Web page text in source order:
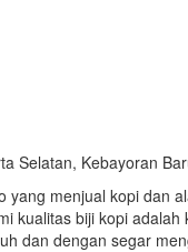
Selatan, Kebayoran
yang menjual kopi dan
kualitas biji kopi
dan dengan segar